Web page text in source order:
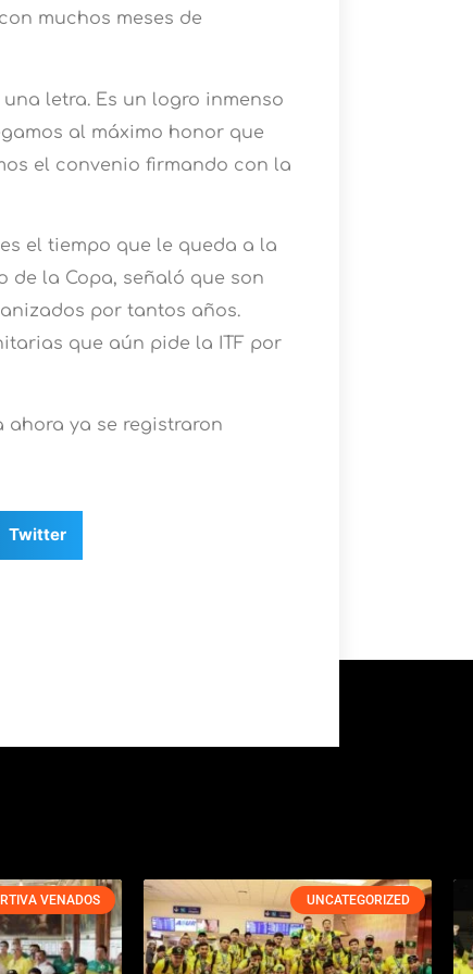
muchos meses de
letra. Es un logro inmenso
al máximo honor que
el convenio firmando con la
el tiempo que le queda a la
de la Copa, señaló que son
por tantos años.
que aún pide la ITF por
ahora ya se registraron
Twitter
VENADOS UNCATEGORIZED